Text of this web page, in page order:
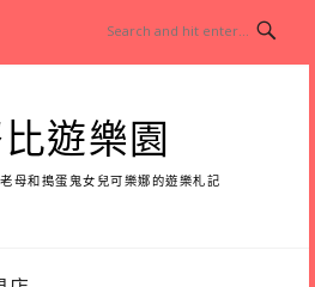
遊樂園
母和搗蛋鬼女兒可樂娜的遊樂札記